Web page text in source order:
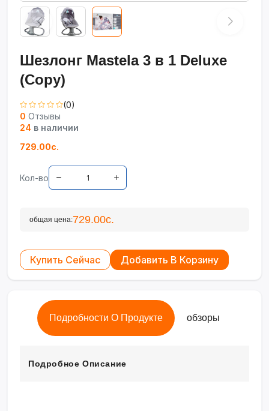
Шезлонг Mastela 3 в 1 Deluxe
(Copy)
(0)
0 Отзывы
24 в наличии
729.00с.
Кол-во
общая цена:729.00с.
Купить Сейчас Добавить В Корзину
Подробности О Продукте обзоры
Подробное Описание